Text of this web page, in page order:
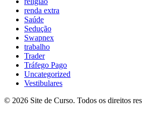
renda extra
Saúde
Sedução
Swapnex
trabalho
Trader
Tráfego Pago
Uncategorized
Vestibulares
© 2026 Site de Curso. Todos os direitos